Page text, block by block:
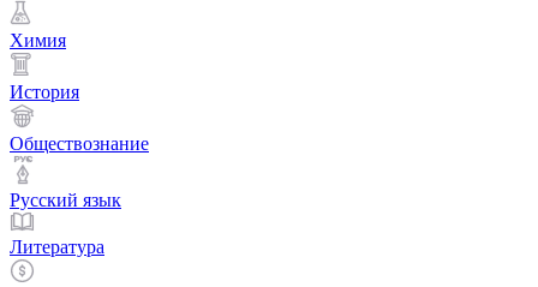
Химия
История
Обществознание
Русский язык
Литература